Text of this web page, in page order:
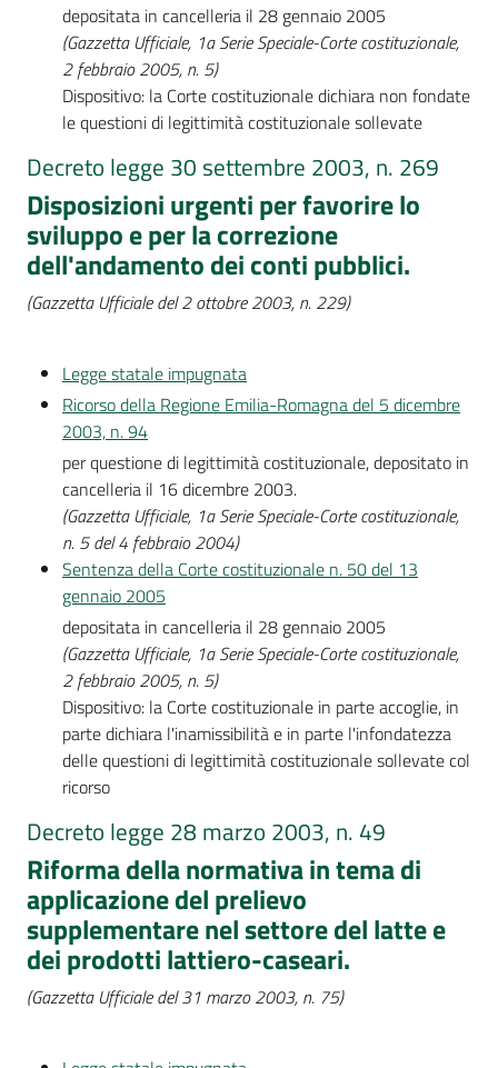
depositata in cancelleria il 28 gennaio 2005
(Gazzetta Ufficiale, 1a Serie Speciale-Corte costituzionale,
2 febbraio 2005, n. 5)
Dispositivo: la Corte costituzionale dichiara non fondate
le questioni di legittimità costituzionale sollevate
Decreto legge 30 settembre 2003, n. 269
Disposizioni urgenti per favorire lo
sviluppo e per la correzione
dell'andamento dei conti pubblici.
(Gazzetta Ufficiale del 2 ottobre 2003, n. 229)
Legge statale impugnata
Ricorso della Regione Emilia-Romagna del 5 dicembre
2003, n. 94
per questione di legittimità costituzionale, depositato in
cancelleria il 16 dicembre 2003.
(Gazzetta Ufficiale, 1a Serie Speciale-Corte costituzionale,
n. 5 del 4 febbraio 2004)
Sentenza della Corte costituzionale n. 50 del 13
gennaio 2005
depositata in cancelleria il 28 gennaio 2005
(Gazzetta Ufficiale, 1a Serie Speciale-Corte costituzionale,
2 febbraio 2005, n. 5)
Dispositivo: la Corte costituzionale in parte accoglie, in
parte dichiara l'inamissibilità e in parte l'infondatezza
delle questioni di legittimità costituzionale sollevate col
ricorso
Decreto legge 28 marzo 2003, n. 49
Riforma della normativa in tema di
applicazione del prelievo
supplementare nel settore del latte e
dei prodotti lattiero-caseari.
(Gazzetta Ufficiale del 31 marzo 2003, n. 75)